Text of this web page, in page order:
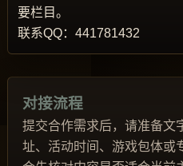
要栏目。
联系QQ：441781432
对接流程
提交合作需求后，请准备文
址、活动时间、游戏包体或